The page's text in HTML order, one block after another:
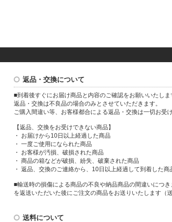
返品・交換について
■到着後すぐにお届け商品と内容のご確認をお願いいたしま
返品・交換は不良品の場合のみとさせていただきます。
ご購入間違い等、お客様都合による返品・交換は一切お受
【返品、交換をお受けできない商品】
・ お届けから10日以上経過した商品
・ 一度ご使用になられた商品
・ お客様が汚損、破損された商品
・ 商品の箱などが破損、紛失、破棄された商品
・ 返品、交換のご連絡から、10日以上経過して到着した商
■輸送時の損傷による商品の不良や納品商品の間違いにつ
を返送いただいた後にご注文の商品をお送りいたします（
送料について